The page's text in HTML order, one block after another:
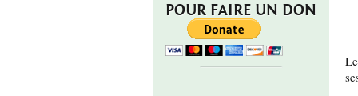
POUR FAIRE UN DON